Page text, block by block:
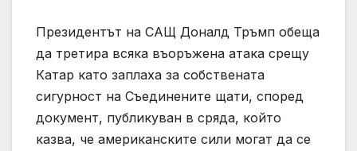
Президентът на САЩ Доналд Тръмп обеща
да третира всяка въоръжена атака срещу
Катар като заплаха за собствената
сигурност на Съединените щати, според
документ, публикуван в сряда, който
казва, че американските сили могат да се